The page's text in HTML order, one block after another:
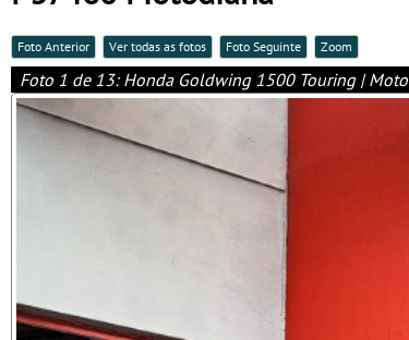
Foto Anterior Ver todas as fotos Foto Seguinte Zoom
Foto 1 de 13: Honda Goldwing 1500 Touring | Moto